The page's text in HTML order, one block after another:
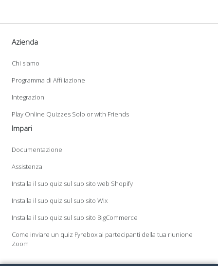
Azienda
Chi siamo
Programma di Affiliazione
Integrazioni
Play Online Quizzes Solo or with Friends
Impari
Documentazione
Assistenza
Installa il suo quiz sul suo sito web Shopify
Installa il suo quiz sul suo sito Wix
Installa il suo quiz sul suo sito BigCommerce
Come inviare un quiz Fyrebox ai partecipanti della tua riunione
Zoom